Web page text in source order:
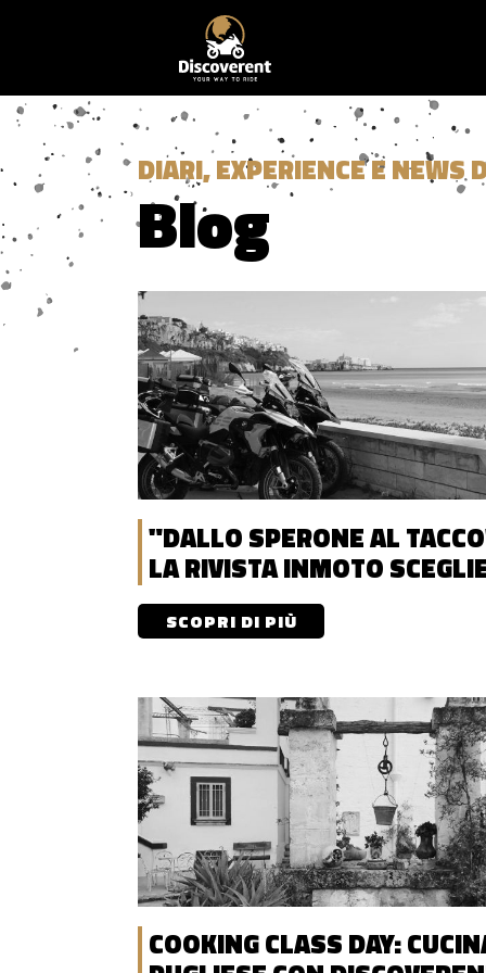
DIARI, EXPERIENCE E NEWS
Blog
"DALLO SPERONE AL
LA RIVISTA INMOTO
DISCOVERENT
SCOPRI DI PIÙ
COOKING CLASS DAY: